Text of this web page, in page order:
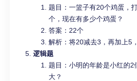
题目：一篮子有20个鸡蛋，
个，现在有多少个鸡蛋？
答案：22个
解析：将20减去3，再加上5
逻辑题
题目：小明的年龄是小红的2
大？